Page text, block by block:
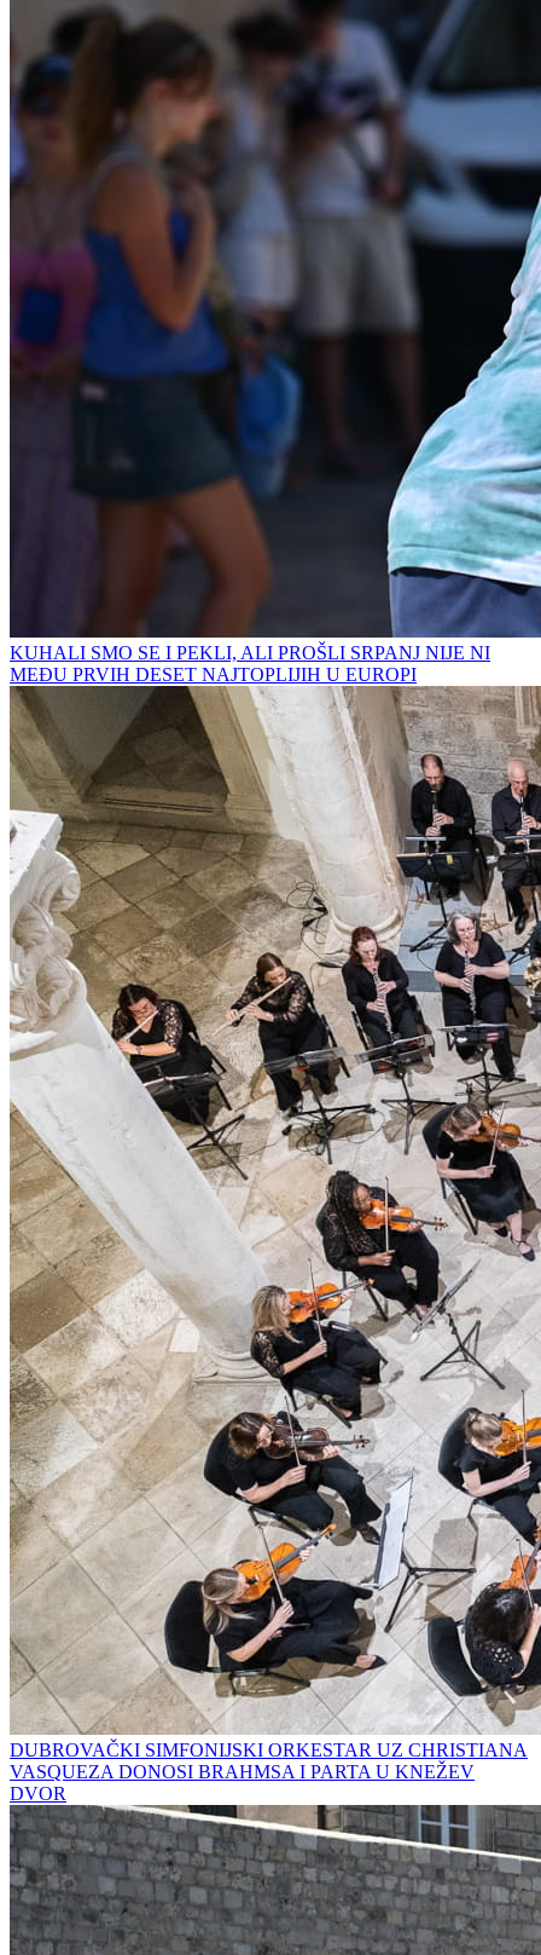
KUHALI SMO SE I PEKLI, ALI PROŠLI SRPANJ NIJE NI
MEĐU PRVIH DESET NAJTOPLIJIH U EUROPI
DUBROVAČKI SIMFONIJSKI ORKESTAR UZ CHRISTIANA
VASQUEZA DONOSI BRAHMSA I PARTA U KNEŽEV
DVOR